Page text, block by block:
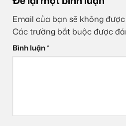
Email của bạn sẽ không
Các trường bắt buộc được
Bình luận*